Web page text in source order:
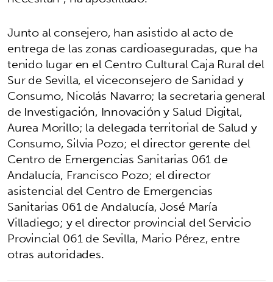
Junto al consejero, han asistido al acto de
entrega de las zonas cardioaseguradas, que ha
tenido lugar en el Centro Cultural Caja Rural del
Sur de Sevilla, el viceconsejero de Sanidad y
Consumo, Nicolás Navarro; la secretaria general
de Investigación, Innovación y Salud Digital,
Aurea Morillo; la delegada territorial de Salud y
Consumo, Silvia Pozo; el director gerente del
Centro de Emergencias Sanitarias 061 de
Andalucía, Francisco Pozo; el director
asistencial del Centro de Emergencias
Sanitarias 061 de Andalucía, José María
Villadiego; y el director provincial del Servicio
Provincial 061 de Sevilla, Mario Pérez, entre
otras autoridades.